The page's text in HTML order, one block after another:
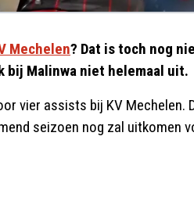
Mechelen? Dat is toch nog
bij Malinwa niet helemaal uit.
vier assists bij KV Mechelen.
seizoen nog zal uitkomen